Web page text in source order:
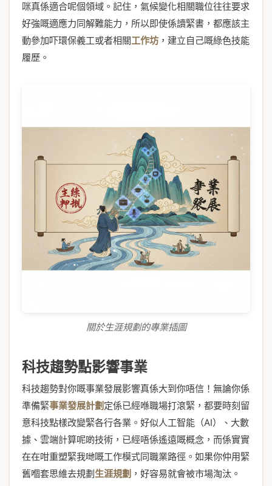
咪真係適合呢個領域。記住，氣候變化相關職位往往要求
好強嘅適應力同解難能力，所以即使係讀緊書，都應該主
動參加吓環保義工或者相關工作坊，建立自己嘅綠色技能
履歷。
關於生涯規劃的專業插圖
科技趨勢點影響事業
科技趨勢對你嘅事業發展影響真係大到你唔信！無論你係
準備緊事業發展計劃 定係已經喺職場打滾緊，都要時刻留
意科技點樣改變緊各行各業。好似人工智能（AI）、大數
據、雲端計算呢啲技術，已經唔係遙遠嘅概念，而係實實
在在咁重塑緊我哋嘅工作模式同職業路徑。如果你仲用緊
舊嗰套思維去規劃生涯規劃 ，好容易就會被市場淘汰。